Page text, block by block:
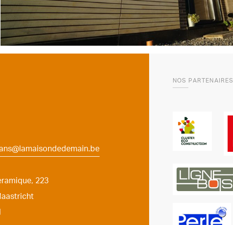
223
NOS PARTENAIRES